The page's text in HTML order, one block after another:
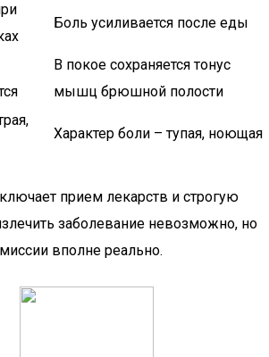
Боль усиливается после еды
В покое сохраняется тонус
мышц брюшной полости
Характер боли – тупая, ноющая
прием лекарств и строгую
заболевание невозможно, но
вполне реально.